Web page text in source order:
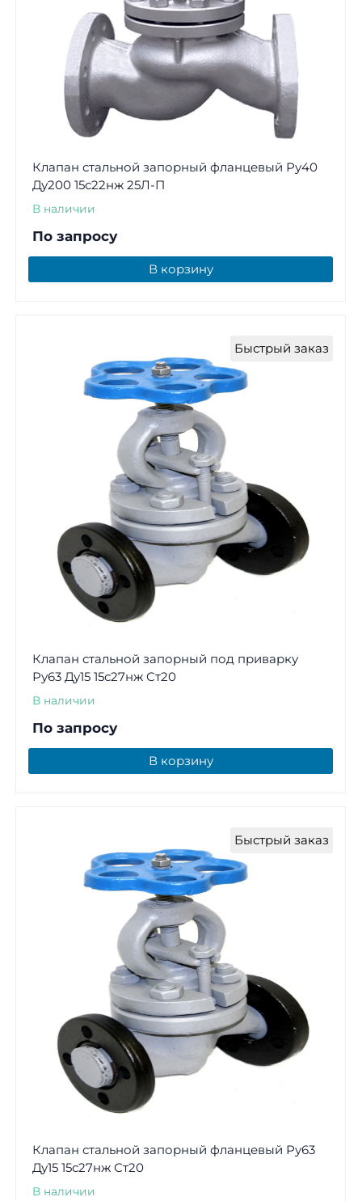
Клапан стальной запорный фланцевый Ру40
Ду200 15с22нж 25Л-П
В наличии
По запросу
В корзину
Быстрый заказ
Клапан стальной запорный под приварку
Ру63 Ду15 15с27нж Ст20
В наличии
По запросу
В корзину
Быстрый заказ
Клапан стальной запорный фланцевый Ру63
Ду15 15с27нж Ст20
В наличии